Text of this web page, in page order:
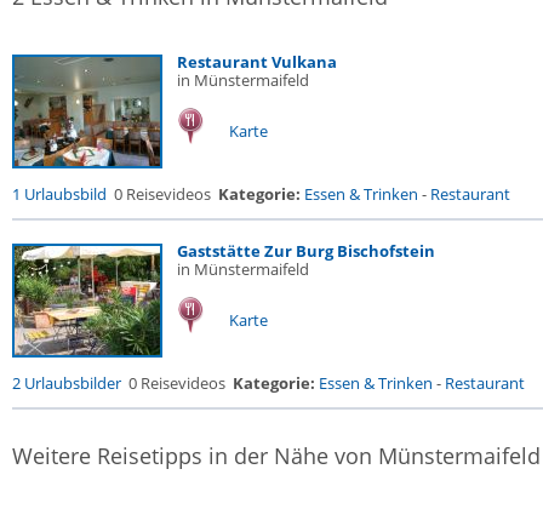
Restaurant Vulkana
in Münstermaifeld
Karte
1 Urlaubsbild 0 Reisevideos Kategorie: Essen & Trinken - Restaurant
Gaststätte Zur Burg Bischofstein
in Münstermaifeld
Karte
2 Urlaubsbilder 0 Reisevideos Kategorie: Essen & Trinken - Restaurant
Weitere Reisetipps in der Nähe von Münstermaifeld